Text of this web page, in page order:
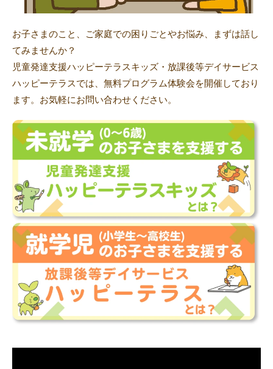
お子さまのこと、ご家庭での困りごとやお悩み、まずは話し
てみませんか？
児童発達支援ハッピーテラスキッズ・放課後等デイサービス
ハッピーテラスでは、無料プログラム体験会を開催しており
ます。お気軽にお問い合わせください。